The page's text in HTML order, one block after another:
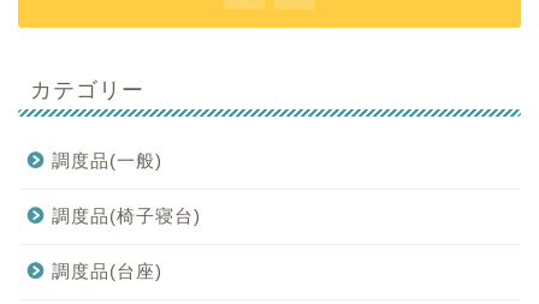
カテゴリー
調度品(一般)
調度品(椅子寝台)
調度品(台座)